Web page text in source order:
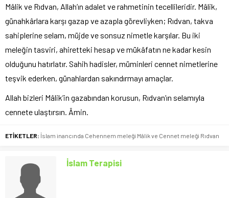
Mâlik ve Rıdvan, Allah’ın adalet ve rahmetinin tecellileridir. Mâlik,
günahkârlara karşı gazap ve azapla görevliyken; Rıdvan, takva
sahiplerine selam, müjde ve sonsuz nimetle karşılar. Bu iki
meleğin tasviri, ahiretteki hesap ve mükâfatın ne kadar kesin
olduğunu hatırlatır. Sahih hadisler, müminleri cennet nimetlerine
teşvik ederken, günahlardan sakındırmayı amaçlar.
Allah bizleri Mâlik’in gazabından korusun, Rıdvan’ın selamıyla
cennete ulaştırsın. Âmin.
ETİKETLER: İslam inancında Cehennem meleği Mâlik ve Cennet meleği Rıdvan
İslam Terapisi